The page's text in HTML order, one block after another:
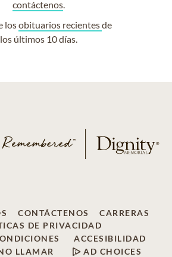
contáctenos.
losobituarios recientesde
los últimos 10 días.
CONTÁCTENOS
CARRERAS
DE PRIVACIDAD
ACCESIBILIDAD
LLAMAR
AD CHOICES